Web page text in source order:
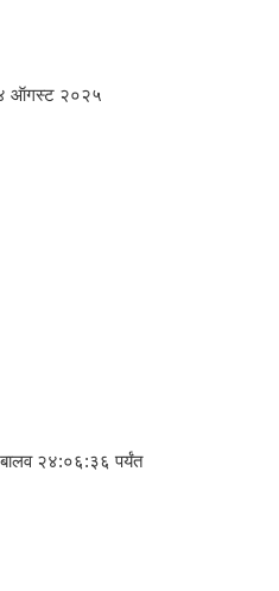
२४ ऑगस्ट २०२५
२४:०६:३६ पर्यंत